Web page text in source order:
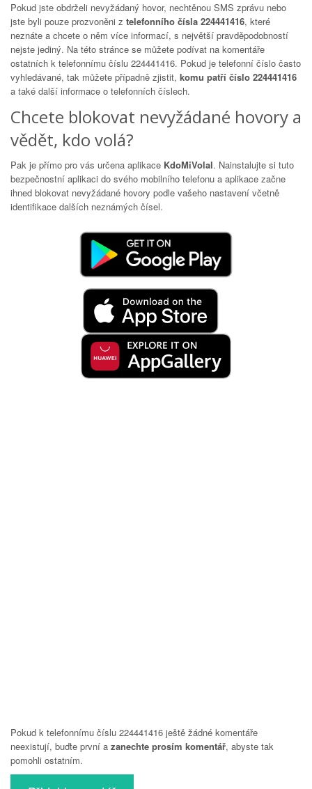
Pokud jste obdrželi nevyžádaný hovor, nechtěnou SMS zprávu nebo
jste byli pouze prozvoněni z telefonního čísla 224441416, které
neznáte a chcete o něm více informací, s největší pravděpodobností
nejste jediný. Na této stránce se můžete podívat na komentáře
ostatních k telefonnímu číslu 224441416. Pokud je telefonní číslo často
vyhledávané, tak můžete případně zjistit, komu patří číslo 224441416
a také další informace o telefonních číslech.
Chcete blokovat nevyžádané hovory a
vědět, kdo volá?
Pak je přímo pro vás určena aplikace KdoMiVolal. Nainstalujte si tuto
bezpečnostní aplikaci do svého mobilního telefonu a aplikace začne
ihned blokovat nevyžádané hovory podle vašeho nastavení včetně
identifikace dalších neznámých čísel.
Pokud k telefonnímu číslu 224441416 ještě žádné komentáře
neexistují, buďte první a zanechte prosím komentář, abyste tak
pomohli ostatním.